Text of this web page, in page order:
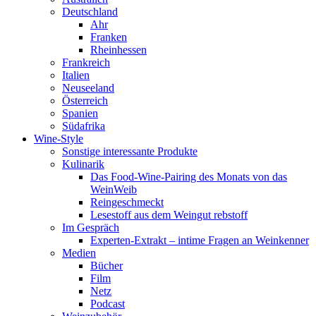
Deutschland
Ahr
Franken
Rheinhessen
Frankreich
Italien
Neuseeland
Österreich
Spanien
Südafrika
Wine-Style
Sonstige interessante Produkte
Kulinarik
Das Food-Wine-Pairing des Monats von das
WeinWeib
Reingeschmeckt
Lesestoff aus dem Weingut rebstoff
Im Gespräch
Experten-Extrakt – intime Fragen an Weinkenner
Medien
Bücher
Film
Netz
Podcast